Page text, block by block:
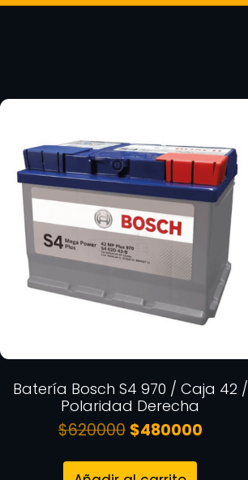
Batería Bosch S4 970 / Caja 42 /
Polaridad Derecha
$620000 $480000